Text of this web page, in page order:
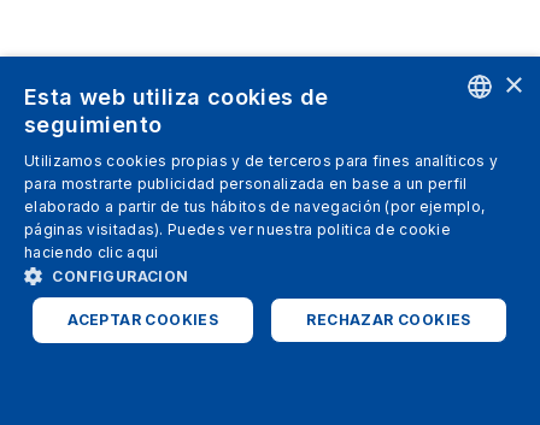
SPANISH
ITALIAN
ENGLISH
×
Esta web utiliza cookies de
seguimiento
Utilizamos cookies propias y de terceros para fines analíticos y
para mostrarte publicidad personalizada en base a un perfil
elaborado a partir de tus hábitos de navegación (por ejemplo,
páginas visitadas). Puedes ver nuestra politica de cookie
haciendo clic aqui
CONFIGURACION
ACEPTAR COOKIES RECHAZAR COOKIES